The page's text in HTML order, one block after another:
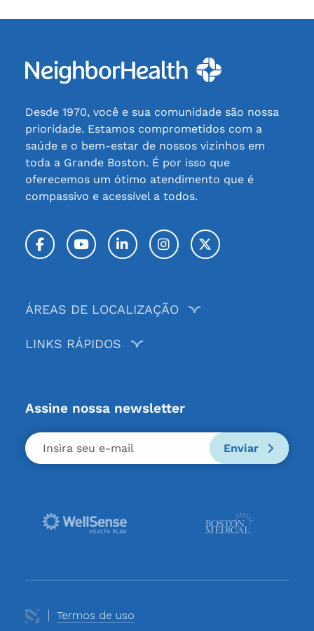
Desde 1970, você e sua comunidade são nossa
prioridade. Estamos comprometidos com a
saúde e o bem-estar de nossos vizinhos em
toda a Grande Boston. É por isso que
oferecemos um ótimo atendimento que é
compassivo e acessível a todos.
FacebookYouTubeLinkedInInstagramTwitter / X
ÁREAS DE LOCALIZAÇÃO
LINKS RÁPIDOS
Assine nossa newsletter
Enviar
Termos de uso